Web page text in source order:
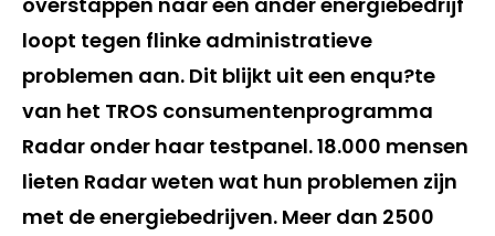
loopt tegen flinke administratieve
problemen aan. Dit blijkt uit een enqu?te
van het TROS consumentenprogramma
Radar onder haar testpanel. 18.000 mensen
lieten Radar weten wat hun problemen zijn
met de energiebedrijven. Meer dan 2500